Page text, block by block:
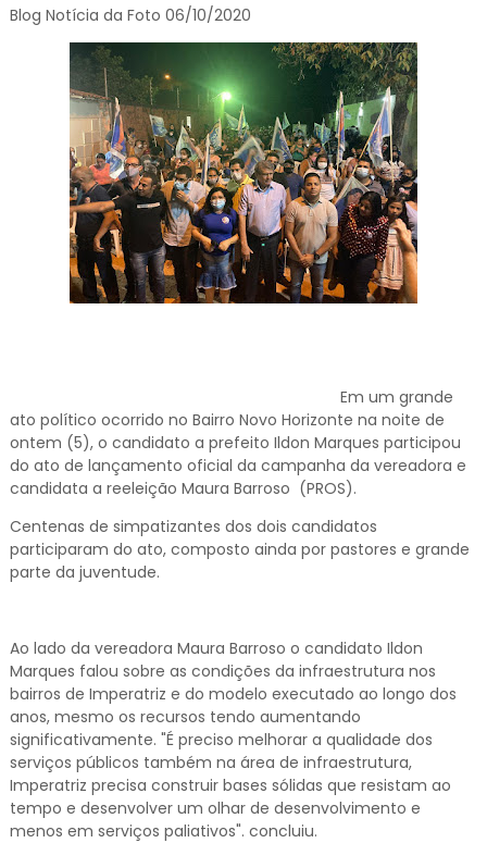
Blog Notícia da Foto 06/10/2020
Em um grande
ato político ocorrido no Bairro Novo Horizonte na noite de
ontem (5), o candidato a prefeito Ildon Marques participou
do ato de lançamento oficial da campanha da vereadora e
candidata a reeleição Maura Barroso (PROS).
Centenas de simpatizantes dos dois candidatos
participaram do ato, composto ainda por pastores e grande
parte da juventude.
Ao lado da vereadora Maura Barroso o candidato Ildon
Marques falou sobre as condições da infraestrutura nos
bairros de Imperatriz e do modelo executado ao longo dos
anos, mesmo os recursos tendo aumentando
significativamente. "É preciso melhorar a qualidade dos
serviços públicos também na área de infraestrutura,
Imperatriz precisa construir bases sólidas que resistam ao
tempo e desenvolver um olhar de desenvolvimento e
menos em serviços paliativos". concluiu.